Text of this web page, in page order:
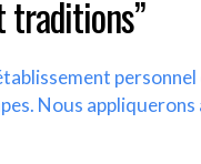
traditions”
Nous